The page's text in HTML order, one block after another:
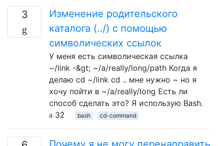
3
Изменение родительского
каталога (../) с помощью
символических ссылок
У меня есть символическая ссылка
~/link -&gt; ~/a/really/long/path Когда я
делаю cd ~/link cd .. мне нужно ~ но я
хочу пойти в ~/a/really/long Есть ли
способ сделать это? Я использую Bash.
32
bash cd-command